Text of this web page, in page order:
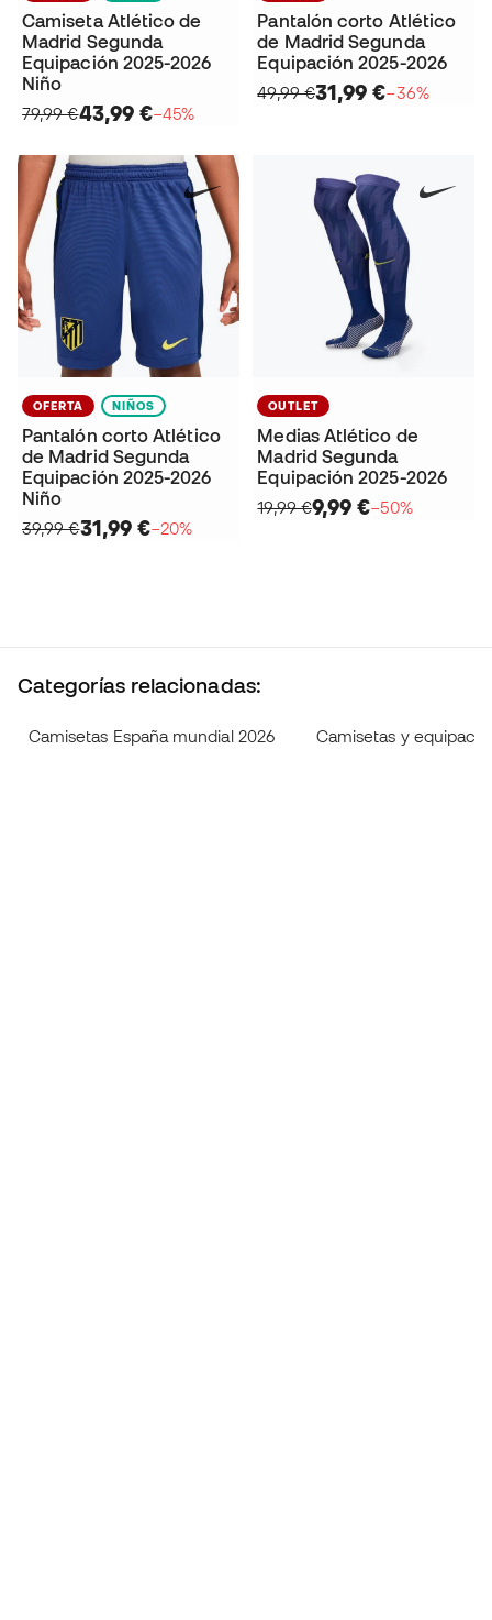
Camiseta Atlético de
Madrid Segunda
Equipación 2025-2026
Niño
79,99 €43,99 €−45%
Pantalón corto Atlético
de Madrid Segunda
Equipación 2025-2026
49,99 €31,99 €−36%
OFERTA NIÑOS
Pantalón corto Atlético
de Madrid Segunda
Equipación 2025-2026
Niño
39,99 €31,99 €−20%
OUTLET
Medias Atlético de
Madrid Segunda
Equipación 2025-2026
19,99 €9,99 €−50%
Categorías relacionadas:
Camisetas España mundial 2026 Camisetas y